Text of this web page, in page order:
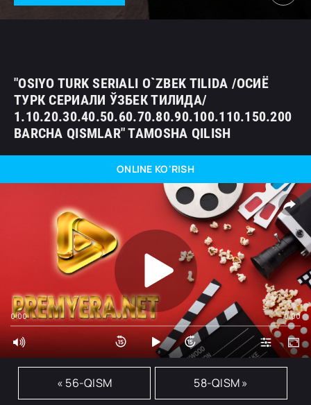
"OSIYO TURK SERIALI O`ZBEK TILIDA /ОСИЁ
ТУРК СЕРИАЛИ ЎЗБЕК ТИЛИДА/
1.10.20.30.40.50.60.70.80.90.100.110.150.200
BARCHA QISMLAR" TAMOSHA QILISH
ONLINE KO'RISH
0:00 0:00
« 56-QISM 58-QISM »